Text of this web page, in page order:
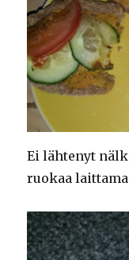
Ei lähtenyt
ruokaa